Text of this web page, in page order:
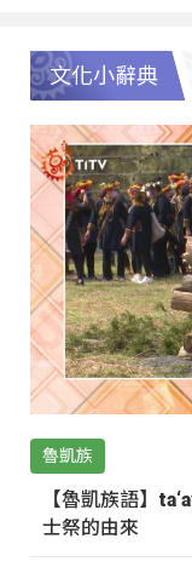
文化小辭典
魯凱族
【魯凱族語】
士祭的由來